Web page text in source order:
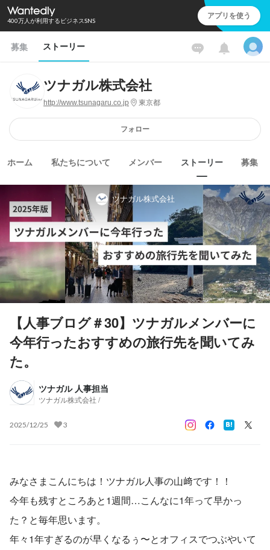
400万人が利用するビジネスSNS アプリを使う
募集 ストーリー
ツナガル株式会社
http://www.tsunagaru.co.jp 東京都
フォロー
ホーム 私たちについて メンバー ストーリー 募集
ツナガル株式会社
【人事ブログ＃30】ツナガルメンバーに
今年行ったおすすめの旅行先を聞いてみ
た。
ツナガル 人事担当
ツナガル株式会社 /
2025/12/25 3
みなさまこんにちは！ツナガル人事の山﨑です！！
今年も残すところあと1週間…こんなに1年って早かっ
た？と毎年思います。
年々1年すぎるのが早くなるぅ〜とオフィスでつぶやいて